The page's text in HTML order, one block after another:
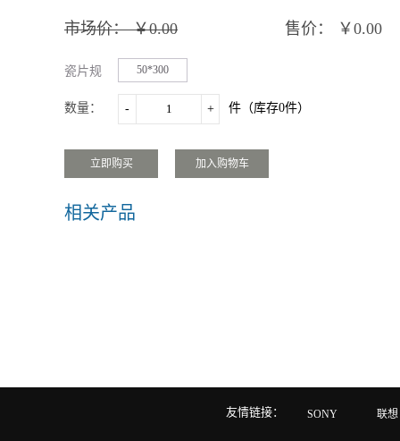
售价： ￥0.00
市场价： ￥0.00
瓷片规
格：
50*300
数量： - + 件（库存0件）
相关产品
友情链接： SONY 联想